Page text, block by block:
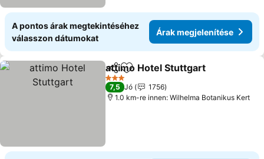
A pontos árak megtekintéséhez
válasszon dátumokat
Árak megjelenítése
Megosztás
Hozzáadás a kedvencekhez
attimo Hotel Stuttgart
3 Kategória
7,5 Jó
1756
1.0 km-re innen: Wilhelma Botanikus Kert